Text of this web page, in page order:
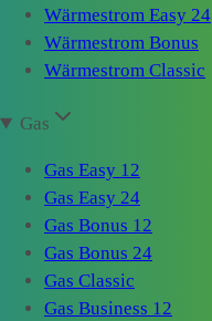
Wärmestrom Easy 24
Wärmestrom Bonus
Wärmestrom Classic
Gas
Gas Easy 12
Gas Easy 24
Gas Bonus 12
Gas Bonus 24
Gas Classic
Gas Business 12